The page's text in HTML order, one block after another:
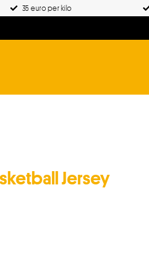
35 euro per kilo
Jersey